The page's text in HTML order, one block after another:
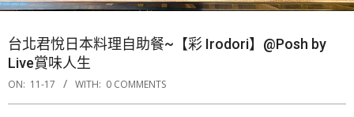
台北君悅日本料理自助餐~【彩 Irodori】@Posh by
Live賞味人生
ON: 11-17 WITH: 0 COMMENTS